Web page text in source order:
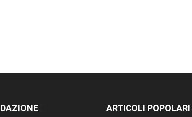
ARTICOLI POPOLARI